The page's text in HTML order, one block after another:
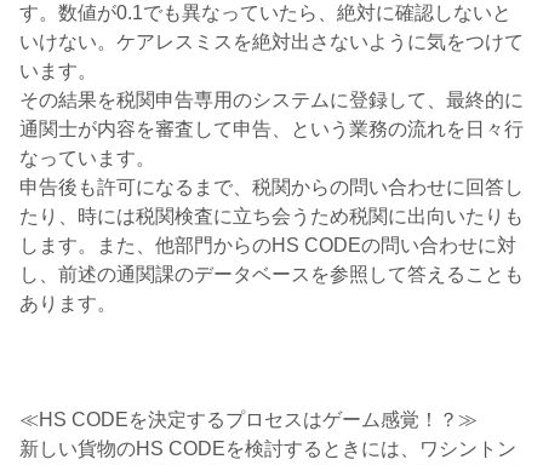
す。数値が0.1でも異なっていたら、絶対に確認しないと
いけない。ケアレスミスを絶対出さないように気をつけて
います。
その結果を税関申告専用のシステムに登録して、最終的に
通関士が内容を審査して申告、という業務の流れを日々行
なっています。
申告後も許可になるまで、税関からの問い合わせに回答し
たり、時には税関検査に立ち会うため税関に出向いたりも
します。また、他部門からのHS CODEの問い合わせに対
し、前述の通関課のデータベースを参照して答えることも
あります。
≪HS CODEを決定するプロセスはゲーム感覚！？≫
新しい貨物のHS CODEを検討するときには、ワシントン